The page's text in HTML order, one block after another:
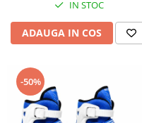
IN STOC
ADAUGA IN COS
-50%